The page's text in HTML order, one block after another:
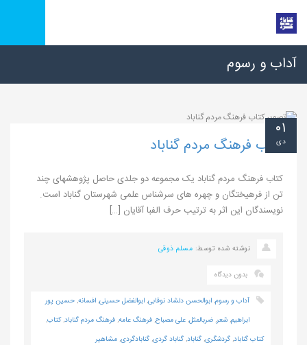
آداب و رسوم
کتاب فرهنگ مردم گناباد
کتاب فرهنگ مردم گناباد یک مجموعه دو جلدی حاصل پژوهشهای چند
تن از فرهیختگان و چهره های سرشناس علمی شهرستان گناباد است.
نویسندگان این اثر به ترتیب حرف الفبا آقایان […]
۰۱
دی
نوشته شده توسط: مسلم ذوقی
بدون دیدگاه
آداب و رسوم, ابوالحسن دلشاد نوقابی, ابوالفضل حسینی, افسانه, حسین پور
ابراهیم, شعر, ضربالمثل, علی مصباح, فرهنگ عامه, فرهنگ مردم گناباد,کتاب,
کتاب گناباد, گردشگری, گناباد, گناباد گردی, گنابادگردی, مشاهیر